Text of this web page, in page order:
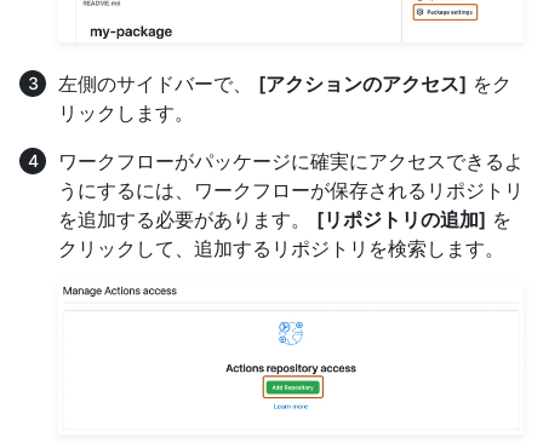
左側のサイドバーで、 [アクションのアクセス] をク
リックします。
ワークフローがパッケージに確実にアクセスできるよ
うにするには、ワークフローが保存されるリポジトリ
を追加する必要があります。 [リポジトリの追加] を
クリックして、追加するリポジトリを検索します。